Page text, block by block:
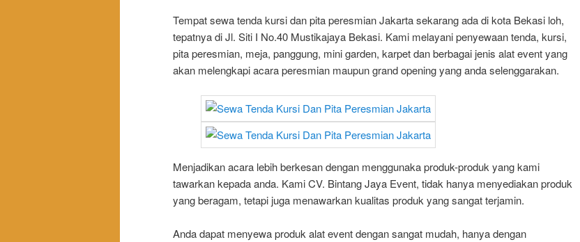
Tempat sewa tenda kursi dan pita peresmian Jakarta sekarang ada di kota Bekasi loh,
tepatnya di Jl. Siti I No.40 Mustikajaya Bekasi. Kami melayani penyewaan tenda, kursi,
pita peresmian, meja, panggung, mini garden, karpet dan berbagai jenis alat event yang
akan melengkapi acara peresmian maupun grand opening yang anda selenggarakan.
Menjadikan acara lebih berkesan dengan menggunaka produk-produk yang kami
tawarkan kepada anda. Kami CV. Bintang Jaya Event, tidak hanya menyediakan produk
yang beragam, tetapi juga menawarkan kualitas produk yang sangat terjamin.
Anda dapat menyewa produk alat event dengan sangat mudah, hanya dengan